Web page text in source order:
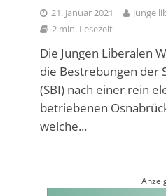
21. Januar 2021
junge
2 min. Lesezeit
Die Jungen Liberalen
die Bestrebungen der
(SBI) nach einer rein
betriebenen
welche...